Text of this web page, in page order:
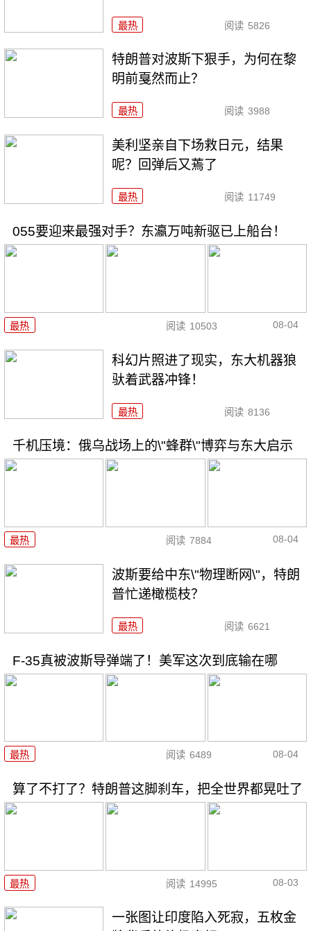
最热 阅读 5826
特朗普对波斯下狠手，为何在黎
明前戛然而止？
最热 阅读 3988
美利坚亲自下场救日元，结果
呢？回弹后又蔫了
最热 阅读 11749
055要迎来最强对手？东瀛万吨新驱已上船台！
最热 阅读 10503 08-04
科幻片照进了现实，东大机器狼
驮着武器冲锋！
最热 阅读 8136
千机压境：俄乌战场上的\"蜂群\"博弈与东大启示
最热 阅读 7884 08-04
波斯要给中东\"物理断网\"，特朗
普忙递橄榄枝？
最热 阅读 6621
F-35真被波斯导弹端了！美军这次到底输在哪
最热 阅读 6489 08-04
算了不打了？特朗普这脚刹车，把全世界都晃吐了
最热 阅读 14995 08-03
一张图让印度陷入死寂，五枚金